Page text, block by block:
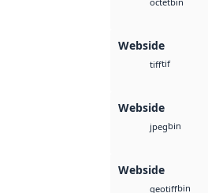
Webside
tifftif
Webside
jpegbin
Webside
geotiffbin